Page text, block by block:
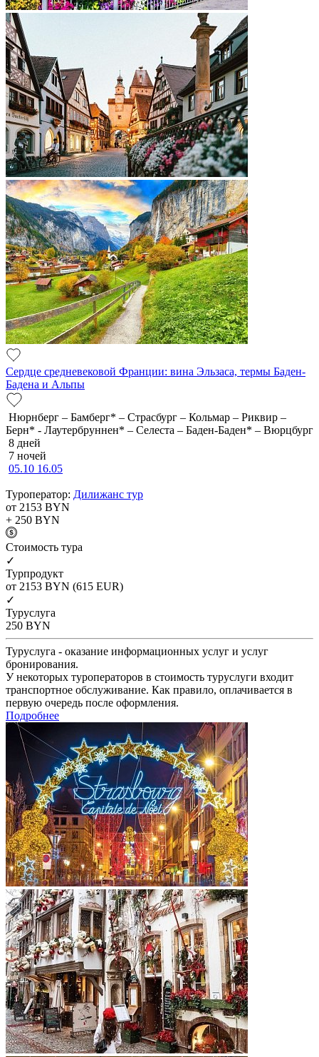
Сердце средневековой Франции: вина Эльзаса, термы Баден-
Бадена и Альпы
Нюрнберг – Бамберг* – Страсбург – Кольмар – Риквир –
Берн* - Лаутербруннен* – Селеста – Баден-Баден* – Вюрцбург
8 дней
7 ночей
05.10 16.05
Туроператор: Дилижанс тур
от 2153 BYN
+ 250 BYN
Cтоимость тура
✓
Турпродукт
от 2153 BYN (615 EUR)
✓
Туруслуга
250 BYN
Туруслуга - оказание информационных услуг и услуг
бронирования.
У некоторых туроператоров в стоимость туруслуги входит
транспортное обслуживание. Как правило, оплачивается в
первую очередь после оформления.
Подробнее